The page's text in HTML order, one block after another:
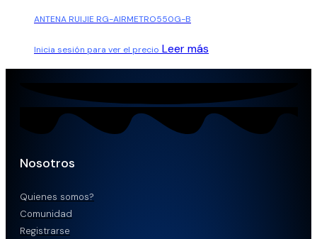
ANTENA RUIJIE RG-AIRMETRO550G-B
Inicia sesión para ver el precio Leer más
Nosotros
Quienes somos?
Comunidad
Registrarse